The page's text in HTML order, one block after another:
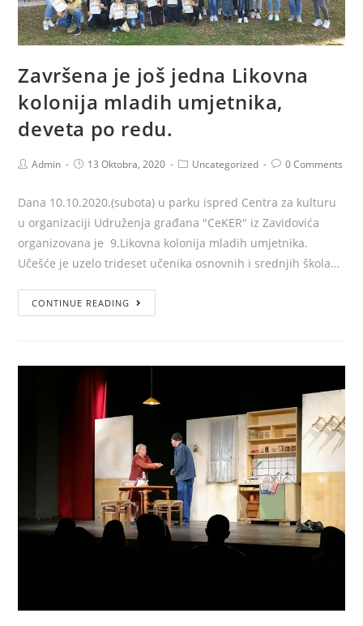
Završena je još jedna Likovna
kolonija mladih umjetnika,
deveta po redu.
Admin 13 Oktobra, 2020 Uncategorized 0 Comments
Dana 10.10.2020.(subota) u parku ispred Centra za kulturu
u organizaciji Udruženja građana "CeKER" iz Zavidovića
organizovana je 9.Likovna kolonija mladih umjetnika.
Učešće je uzelo trideset učenika osnovnih i srednjih škola…
CONTINUE READING